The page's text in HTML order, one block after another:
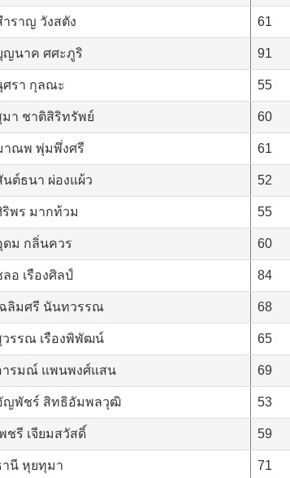
ำราญ วังสตัง 61
ญนาค ศศะภูริ 91
ศรา กุลณะ 55
มา ชาติสิริทรัพย์ 60
าณพ พุ่มพึ่งศรี 61
นต์ธนา ผ่องแผ้ว 52
ริพร มากท้วม 55
ดม กลิ่นควร 60
อ เรืองศิลป์ 84
ฉลิมศรี นันทวรรณ 68
วรรณ เรืองพิพัฒน์ 65
ารมณ์ แพนพงศ์แสน 69
ญพัชร์ สิทธิอัมพลวุฒิ 53
ชรี เจียมสวัสดิ์ 59
านี หุยทุมา 71